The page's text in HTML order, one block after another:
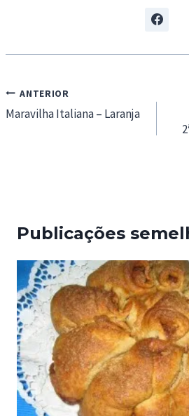
Navegação
de
ANTERIOR
Maravilha Italiana – Laranja
Publicações